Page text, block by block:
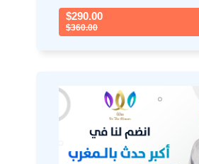
$290.00
$360.00